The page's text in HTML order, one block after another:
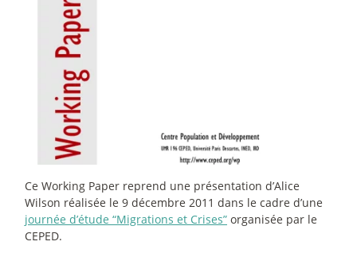
Ce Working Paper reprend une présentation d’Alice
Wilson réalisée le 9 décembre 2011 dans le cadre d’une
journée d’étude “Migrations et Crises” organisée par le
CEPED.